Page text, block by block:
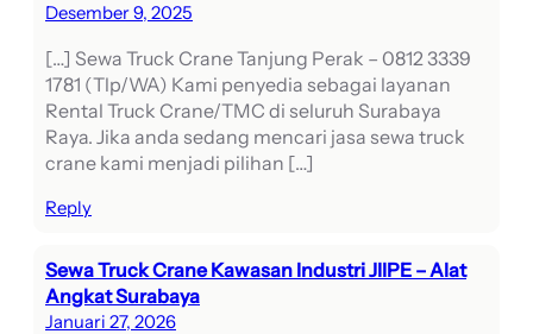
Desember 9, 2025
[…] Sewa Truck Crane Tanjung Perak – 0812 3339
1781 (Tlp/WA) Kami penyedia sebagai layanan
Rental Truck Crane/TMC di seluruh Surabaya
Raya. Jika anda sedang mencari jasa sewa truck
crane kami menjadi pilihan […]
Reply
Sewa Truck Crane Kawasan Industri JIIPE – Alat
Angkat Surabaya
Januari 27, 2026